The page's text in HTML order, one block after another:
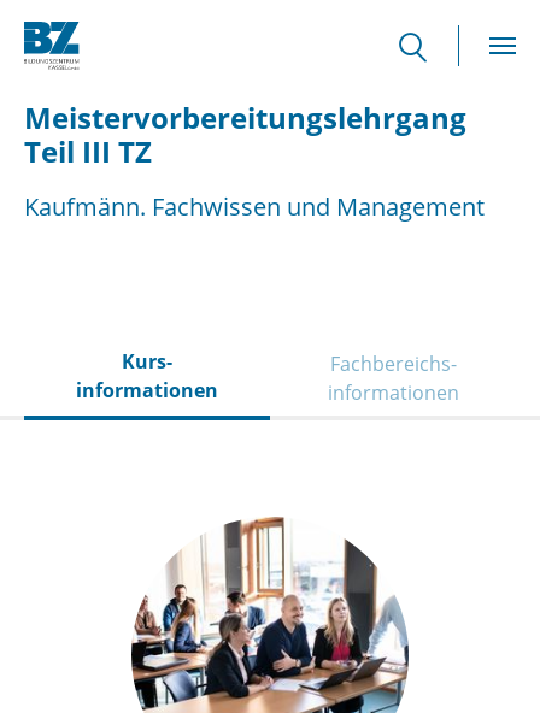
Meistervorbereitungslehrgang
Teil III TZ
Kaufmänn. Fachwissen und Management
Kurs­
informationen
Fachbereichs­
informationen